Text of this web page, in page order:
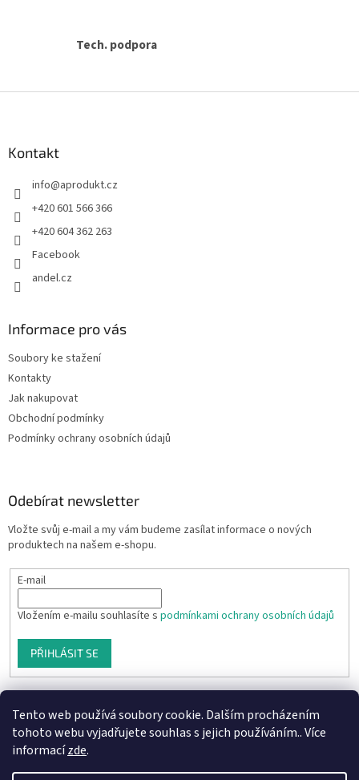
Tento web používá soubory cookie. Dalším procházením
tohoto webu vyjadřujete souhlas s jejich používáním.. Více
informacízde.
Tech. podpora
Kontakt
info@aprodukt.cz
+420 601 566 366
+420 604 362 263
Facebook
andel.cz
Informace pro vás
Soubory ke stažení
Kontakty
Jak nakupovat
Obchodní podmínky
Podmínky ochrany osobních údajů
Odebírat newsletter
Vložte svůj e-mail a my vám budeme zasílat informace o nových
produktech na našem e-shopu.
E-mail
Vložením e-mailu souhlasíte s podmínkami ochrany osobních údajů
PŘIHLÁSIT SE